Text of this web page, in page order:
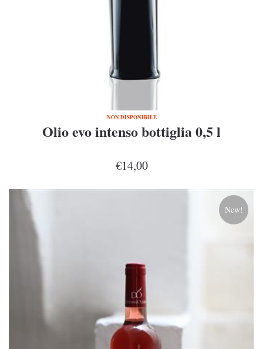
NON DISPONIBILE
Olio evo intenso bottiglia 0,5 l
€14,00
New!